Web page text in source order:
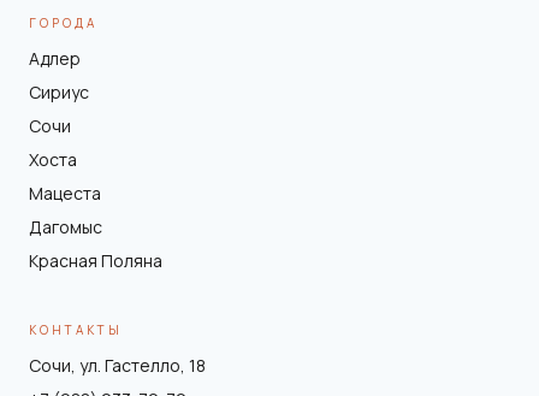
ГОРОДА
Адлер
Сириус
Сочи
Хоста
Мацеста
Дагомыс
Красная Поляна
КОНТАКТЫ
Сочи, ул. Гастелло, 18